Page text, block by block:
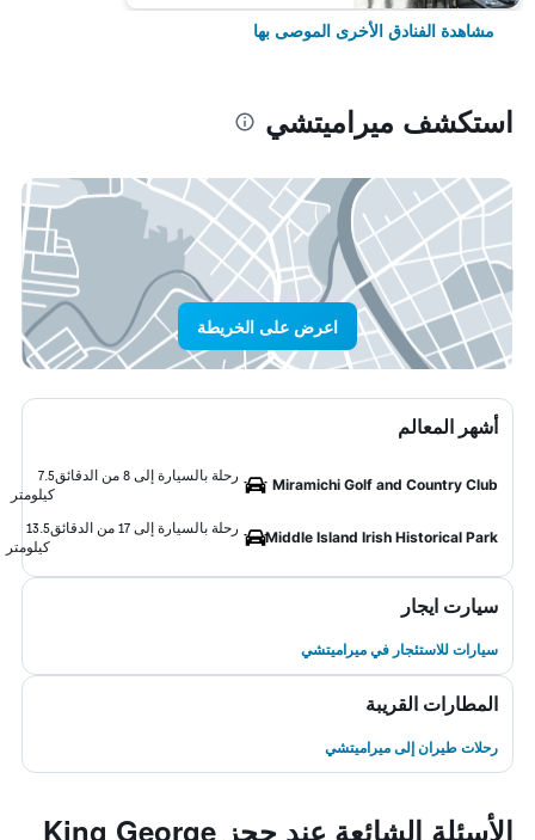
مشاهدة الفنادق الأخرى الموصى بها
استكشف ميراميتشي
اعرض على الخريطة
أشهر المعالم
Miramichi Golf and Country Club
رحلة بالسيارة إلى 8 من الدقائق
7.5
كيلومتر
Middle Island Irish Historical Park
رحلة بالسيارة إلى 17 من الدقائق
13.5
كيلومتر
سيارت ايجار
سيارات للاستئجار في ميراميتشي
المطارات القريبة
رحلات طيران إلى ميراميتشي
الأسئلة الشائعة عند حجز King George